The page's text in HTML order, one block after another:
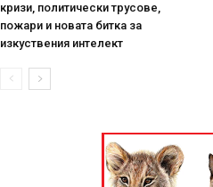
кризи, политически трусове,
пожари и новата битка за
изкуствения интелект